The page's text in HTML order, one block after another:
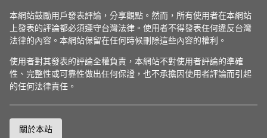
本網站鼓勵用戶發表評論，分享觀點。然而，所有使用者在本網站
上發表的評論都必須遵守台灣法律。使用者不得發表任何違反台灣
法律的內容。本網站保留在任何時候刪除這些內容的權利。
使用者對其發表的評論全權負責，本網站不對使用者評論的準確
性、完整性或可靠性做出任何保證，也不承擔因使用者評論而引起
的任何法律責任。
關於本站